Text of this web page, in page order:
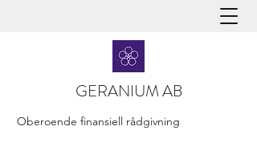
GERANIUM AB
Oberoende finansiell rådgivning